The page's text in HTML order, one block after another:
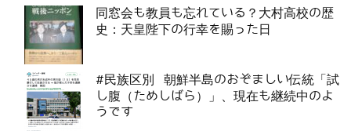
同窓会も教員も忘れている？大村高校の歴
史：天皇陛下の行幸を賜った日
#民族区別 朝鮮半島のおぞましい伝統「試
し腹（ためしばら）」、現在も継続中のよ
うです